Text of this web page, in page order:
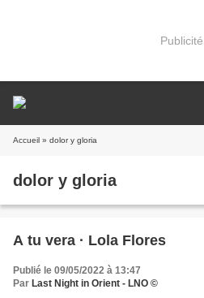
Publicité
Accueil » dolor y gloria
dolor y gloria
A tu vera · Lola Flores
Publié le 09/05/2022 à 13:47
Par Last Night in Orient - LNO ©